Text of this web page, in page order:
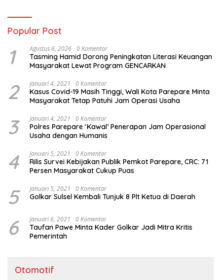
Popular Post
1 Agustus 6, 2026 0 Komentar
Tasming Hamid Dorong Peningkatan Literasi Keuangan
Masyarakat Lewat Program GENCARKAN
2 Januari 4, 2021 0 Komentar
Kasus Covid-19 Masih Tinggi, Wali Kota Parepare Minta
Masyarakat Tetap Patuhi Jam Operasi Usaha
3 Januari 4, 2021 0 Komentar
Polres Parepare ‘Kawal’ Penerapan Jam Operasional
Usaha dengan Humanis
4 Januari 5, 2021 0 Komentar
Rilis Survei Kebijakan Publik Pemkot Parepare, CRC: 71
Persen Masyarakat Cukup Puas
5 Januari 5, 2021 0 Komentar
Golkar Sulsel Kembali Tunjuk 8 Plt Ketua di Daerah
6 Januari 6, 2021 0 Komentar
Taufan Pawe Minta Kader Golkar Jadi Mitra Kritis
Pemerintah
Otomotif